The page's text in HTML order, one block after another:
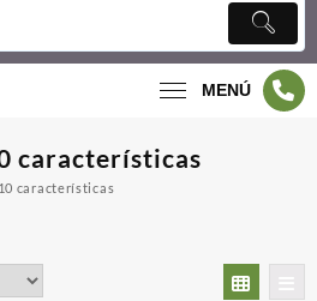
MENÚ
características
características